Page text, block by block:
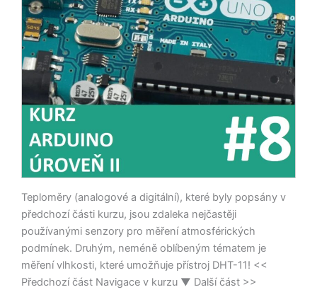
Teploměry (analogové a digitální), které byly popsány v
předchozí části kurzu, jsou zdaleka nejčastěji
používanými senzory pro měření atmosférických
podmínek. Druhým, neméně oblíbeným tématem je
měření vlhkosti, které umožňuje přístroj DHT-11! <<
Předchozí část Navigace v kurzu ▼ Další část >>
–
Digitální
senzor
vlhkosti